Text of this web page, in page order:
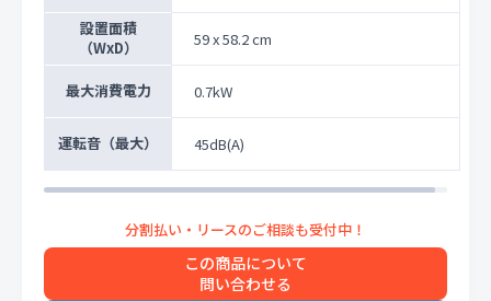
設置面積
（WxD）
59 x 58.2 cm
最大消費電力 0.7kW
運転音（最大） 45dB(A)
この商品について
問い合わせる